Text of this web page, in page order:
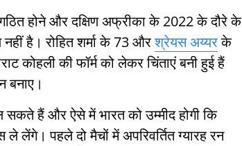
होने और दक्षिण अफ्रीका के 2022 के दौरे के
नहीं है। रोहित शर्मा के 73 औरश्रेयस अय्यरके
कोहली की फॉर्म को लेकर चिंताएं बनी हुई हैं
बनाए।
हैं और ऐसे में भारत को उम्मीद होगी कि
लेंगे। पहले दो मैचों में अपरिवर्तित ग्यारह रन